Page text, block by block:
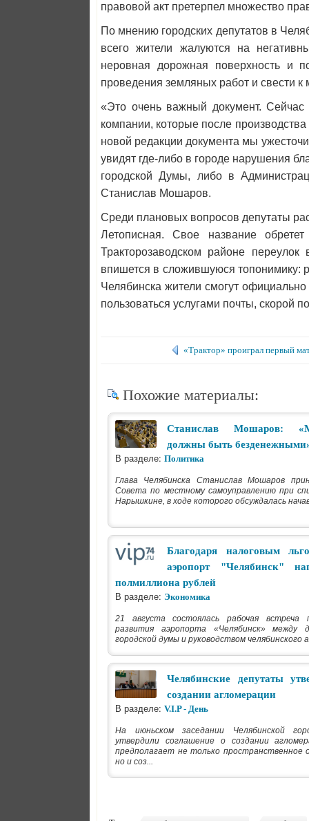
правовой акт претерпел множество
По мнению городских депутатов в
всего жители жалуются на
неровная дорожная поверхность и
проведения земляных работ и свести
«Это очень важный документ.
компании, которые после
новой редакции документа мы
увидят где-либо в городе нарушения
городской Думы, либо в
Станислав Мошаров.
Среди плановых вопросов депутаты
Летописная. Свое название
Тракторозаводском районе
впишется в сложившуюся топонимику:
Челябинска жители смогут
пользоваться услугами почты, скорой
«Трактор» проиграл первый
Похожие материалы:
Станислав Мошаров:
должны быть
В разделе: Политика
Глава Челябинска Станислав Мошаров
Cовета по местному самоуправлению при
Нарышкине, в ходе которого обсуждалась
Благодаря налоговым
аэропорт "Челябинск"
полмиллиона рублей
В разделе: Экономика
21 августа состоялась рабочая встреча
развития аэропорта «Челябинск» между
городской думы и руководством челябинского
Челябинские депутаты
создании агломерации
В разделе: V.I.P - День
На июньском заседании Челябинской
утвердили соглашение о создании
предполагает не только пространственное
но и соз...